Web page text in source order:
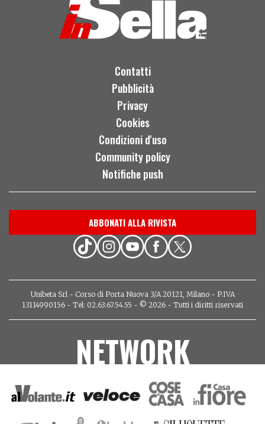
Contatti
Pubblicità
Privacy
Cookies
Condizioni d'uso
Community policy
Notifiche push
ABBONATI ALLA RIVISTA
Unibeta Srl - Corso di Porta Nuova 3/A 20121, Milano - P.IVA
13114990156 - Tel: 02.63.67.54.55 - © 2026 - Tutti i diritti riservati
NETWORK